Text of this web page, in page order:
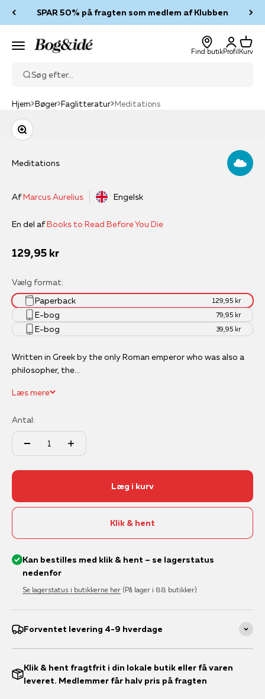
SPAR 50% på fragten som medlem af Klubben
Menu Bog & idé
Find butik
Log ind
Profil
Kurv
Kurv
Søg efter...
Hjem Bøger Faglitteratur Meditations
Zoom
Meditations
AfMarcus Aurelius Engelsk
En del afBooks to Read Before You Die
Salgspris
129,95 kr
Vælg format:
Paperback
129,95 kr
E-bog 79,95 kr
E-bog 39,95 kr
Written in Greek by the only Roman emperor who was also a
philosopher, the...
Læs mere
Antal:
Læg i kurv
Klik & hent
Kan bestilles med klik & hent – se lagerstatus
nedenfor
Se lagerstatus i butikkerne her (På lager i 88 butikker)
Forventet levering 4-9 hverdage
Klik & hent fragtfrit i din lokale butik eller få varen
leveret. Medlemmer får halv pris på fragten